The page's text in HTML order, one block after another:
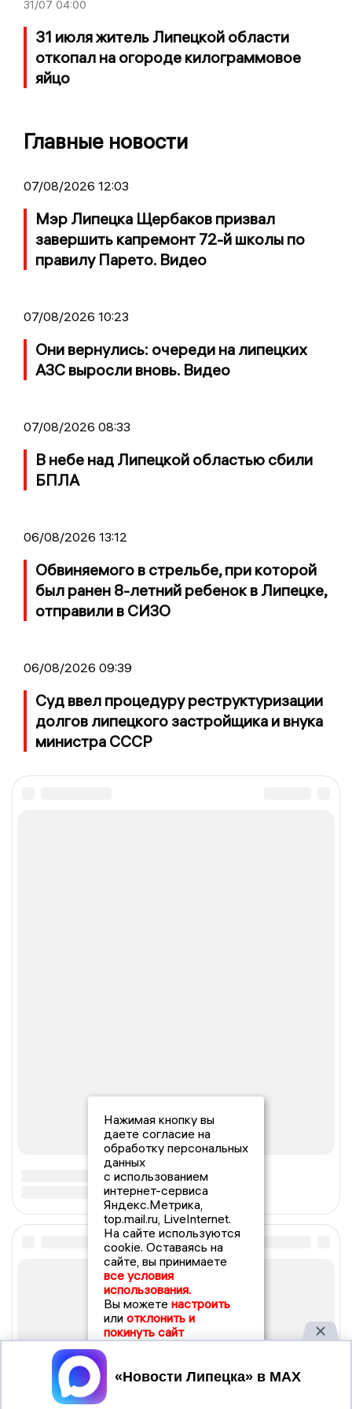
31/07 04:00
31 июля житель Липецкой области
откопал на огороде килограммовое
яйцо
Главные новости
07/08/2026 12:03
Мэр Липецка Щербаков призвал
завершить капремонт 72-й школы по
правилу Парето. Видео
07/08/2026 10:23
Они вернулись: очереди на липецких
АЗС выросли вновь. Видео
07/08/2026 08:33
В небе над Липецкой областью сбили
БПЛА
06/08/2026 13:12
Обвиняемого в стрельбе, при которой
был ранен 8-летний ребенок в Липецке,
отправили в СИЗО
06/08/2026 09:39
Суд ввел процедуру реструктуризации
долгов липецкого застройщика и внука
министра СССР
Нажимая кнопку вы
даете согласие на
обработку персональных
данных
с использованием
интернет-сервиса
Яндекс.Метрика,
top.mail.ru, LiveInternet.
На сайте используются
cookie. Оставаясь на
сайте, вы принимаете
все условия
использования.
Вы можете настроить
или отклонить и
покинуть сайт
Принять